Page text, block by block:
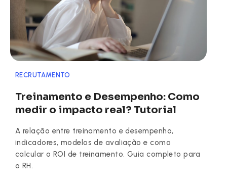
RECRUTAMENTO
Treinamento e Desempenho: Como
medir o impacto real? Tutorial
A relação entre treinamento e desempenho,
indicadores, modelos de avaliação e como
calcular o ROI de treinamento. Guia completo para
o RH.